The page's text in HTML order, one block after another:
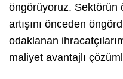
öngörüyoruz. Sektörün
artışını önceden
odaklanan
maliyet avantajlı